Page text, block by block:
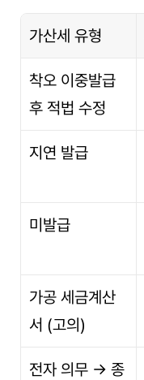
가산세 유형
착오 이중발급
후 적법 수정
지연 발급
미발급
가공 세금계산
서 (고의)
전자 의무 → 종